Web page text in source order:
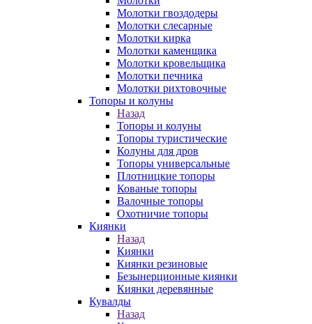
Молотки гвоздодеры
Молотки слесарные
Молотки кирка
Молотки каменщика
Молотки кровельщика
Молотки печника
Молотки рихтовочные
Топоры и колуны
Назад
Топоры и колуны
Топоры туристические
Колуны для дров
Топоры универсальные
Плотницкие топоры
Кованые топоры
Валочные топоры
Охотничие топоры
Киянки
Назад
Киянки
Киянки резиновые
Безынерционные киянки
Киянки деревянные
Кувалды
Назад